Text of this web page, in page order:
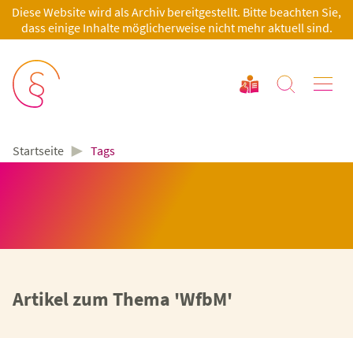
Diese Website wird als Archiv bereitgestellt. Bitte beachten Sie,
dass einige Inhalte möglicherweise nicht mehr aktuell sind.
Startseite ► Tags
Artikel zum Thema 'WfbM'